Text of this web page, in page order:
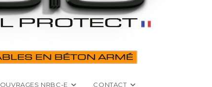
OUVRAGES NRBC-E CONTACT